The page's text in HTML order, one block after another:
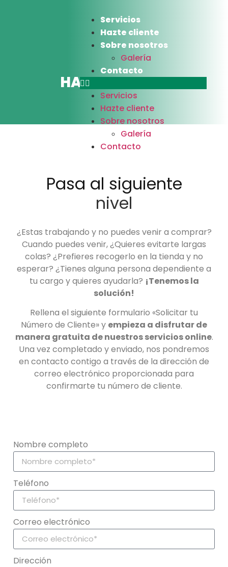
Servicios
Hazte cliente
Sobre nosotros
Galería
Contacto
Servicios
Hazte cliente
Sobre nosotros
Galería
Contacto
HAZTE CLIENTE
Pasa al siguiente
nivel
¿Estas trabajando y no puedes venir a comprar?
Cuando puedes venir, ¿Quieres evitarte largas
colas? ¿Prefieres recogerlo en la tienda y no
esperar? ¿Tienes alguna persona dependiente a
tu cargo y quieres ayudarla? ¡Tenemos la
solución!
Rellena el siguiente formulario «Solicitar tu
Número de Cliente» y empieza a disfrutar de
manera gratuita de nuestros servicios online.
Una vez completado y enviado, nos pondremos
en contacto contigo a través de la dirección de
correo electrónico proporcionada para
confirmarte tu número de cliente.
Nombre completo
Teléfono
Correo electrónico
Dirección